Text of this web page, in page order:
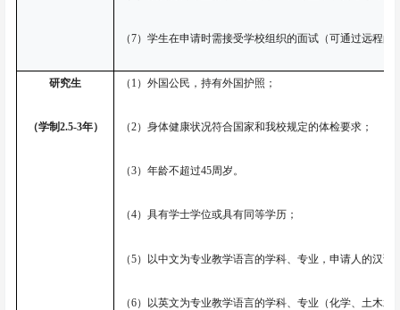
（7）学生在申请时需接受学校组织的面试（可通过远程
研究生
（学制2.5-3年）
（ 1）外国公民，持有外国护照；
（2）身体健康状况符合国家和我校规定的体检要求；
（3）年龄不超过45周岁。
（4）具有学士学位或具有同等学历；
（5）以中文为专业教学语言的学科、专业，申请人的汉语
（6）以英文为专业教学语言的学科、专业（化学、土木